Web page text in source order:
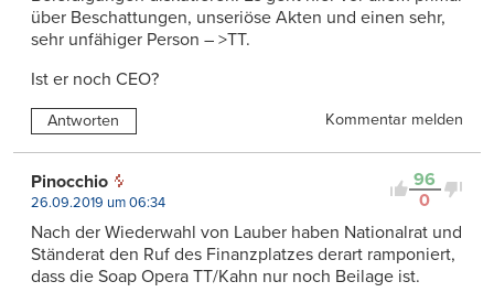
über Beschattungen, unseriöse Akten und einen sehr,
sehr unfähiger Person – >TT.
Ist er noch CEO?
Antworten Kommentar melden
96
0
Pinocchio
26.09.2019 um 06:34
Nach der Wiederwahl von Lauber haben Nationalrat und
Ständerat den Ruf des Finanzplatzes derart ramponiert,
dass die Soap Opera TT/Kahn nur noch Beilage ist.